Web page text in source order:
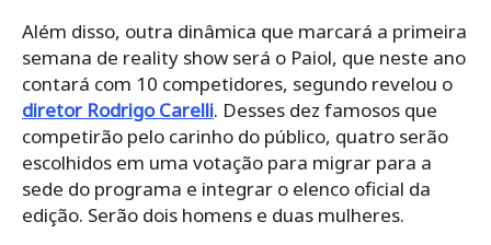
Além disso, outra dinâmica que marcará a primeira
semana de reality show será o Paiol, que neste ano
contará com 10 competidores, segundo revelou o
diretor Rodrigo Carelli. Desses dez famosos que
competirão pelo carinho do público, quatro serão
escolhidos em uma votação para migrar para a
sede do programa e integrar o elenco oficial da
edição. Serão dois homens e duas mulheres.